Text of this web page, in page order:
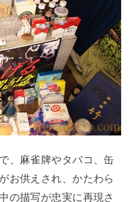
、麻雀牌やタバコ、缶
お供えされ、かたわら
の描写が忠実に再現さ